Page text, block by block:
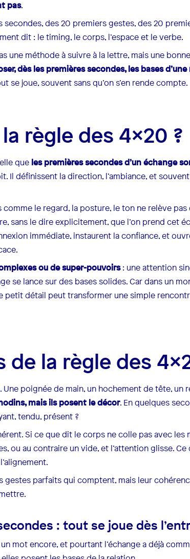
pas.
secondes, des 20 premiers gestes, des 20
dit : le timing, le corps, l’espace et le verbe.
une méthode à suivre à la lettre, mais une
dès les premières secondes, les bases
se joue, souvent sans qu’on s’en rende compte.
règle des 4x20 ?
que les premières secondes d’un échange
Il définissent la direction, l’ambiance, et
le regard, la posture, le ton ne relève pas
sans le dire explicitement, que l’on prend cet
immédiate, instaurent la confiance, et
ou de super-pouvoirs: une attention
se lance sur des bases solides. Car dans un
petit détail peut transformer une simple
de la règle des
Une poignée de main, un hochement de tête,
mais ils posent le décor. En quelques
tendu, présent ?
Si ce que dit le corps ne colle pas avec les
ou au contraire un vide, et l’attention glisse. Ce
gestes parfaits qui comptent, mais leur
: tout se joue dès
mot encore, et pourtant l’échange a déjà